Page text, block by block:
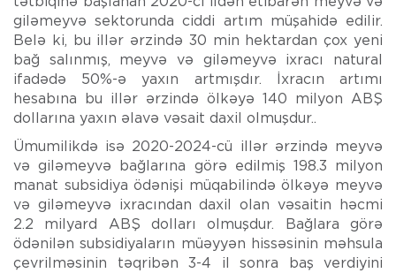
giləmeyvə sektorunda ciddi artım müşahidə edilir.
Belə ki, bu illər ərzində 30 min hektardan çox yeni
bağ salınmış, meyvə və giləmeyvə ixracı natural
ifadədə 50%-ə yaxın artmışdır. İxracın artımı
hesabına bu illər ərzində ölkəyə 140 milyon ABŞ
dollarına yaxın əlavə vəsait daxil olmuşdur..
Ümumilikdə isə 2020-2024-cü illər ərzində meyvə
və giləmeyvə bağlarına görə edilmiş 198.3 milyon
manat subsidiya ödənişi müqabilində ölkəyə meyvə
və giləmeyvə ixracından daxil olan vəsaitin həcmi
2.2 milyard ABŞ dolları olmuşdur. Bağlara görə
ödənilən subsidiyaların müəyyən hissəsinin məhsula
çevrilməsinin təqribən 3-4 il sonra baş verdiyini